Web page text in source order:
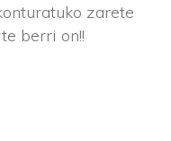
zarete
berri on!!